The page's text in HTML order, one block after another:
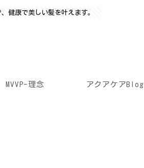
健康で美しい髪を叶えます。
MVVP-理念 アクアケアBlog